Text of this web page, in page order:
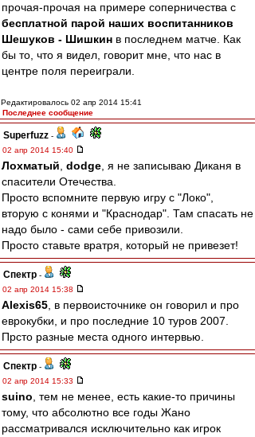
прочая-прочая на примере соперничества с
бесплатной парой наших воспитанников
Шешуков - Шишкин в последнем матче. Как
бы то, что я видел, говорит мне, что нас в
центре поля переиграли.
Редактировалось 02 апр 2014 15:41
Последнее сообщение
Superfuzz -
02 апр 2014 15:40
Лохматый dodge , я не записываю Диканя в
спасители Отечества.
Просто вспомните первую игру с "Локо",
вторую с конями и "Краснодар". Там спасать не
надо было - сами себе привозили.
Просто ставьте вратря, который не привезет!
Спектр -
02 апр 2014 15:38
Alexis65 , в первоисточнике он говорил и про
еврокубки, и про последние 10 туров 2007.
Прсто разные места одного интервью.
Спектр -
02 апр 2014 15:33
suino , тем не менее, есть какие-то причины
тому, что абсолютно все годы Жано
рассматривался исключительно как игрок